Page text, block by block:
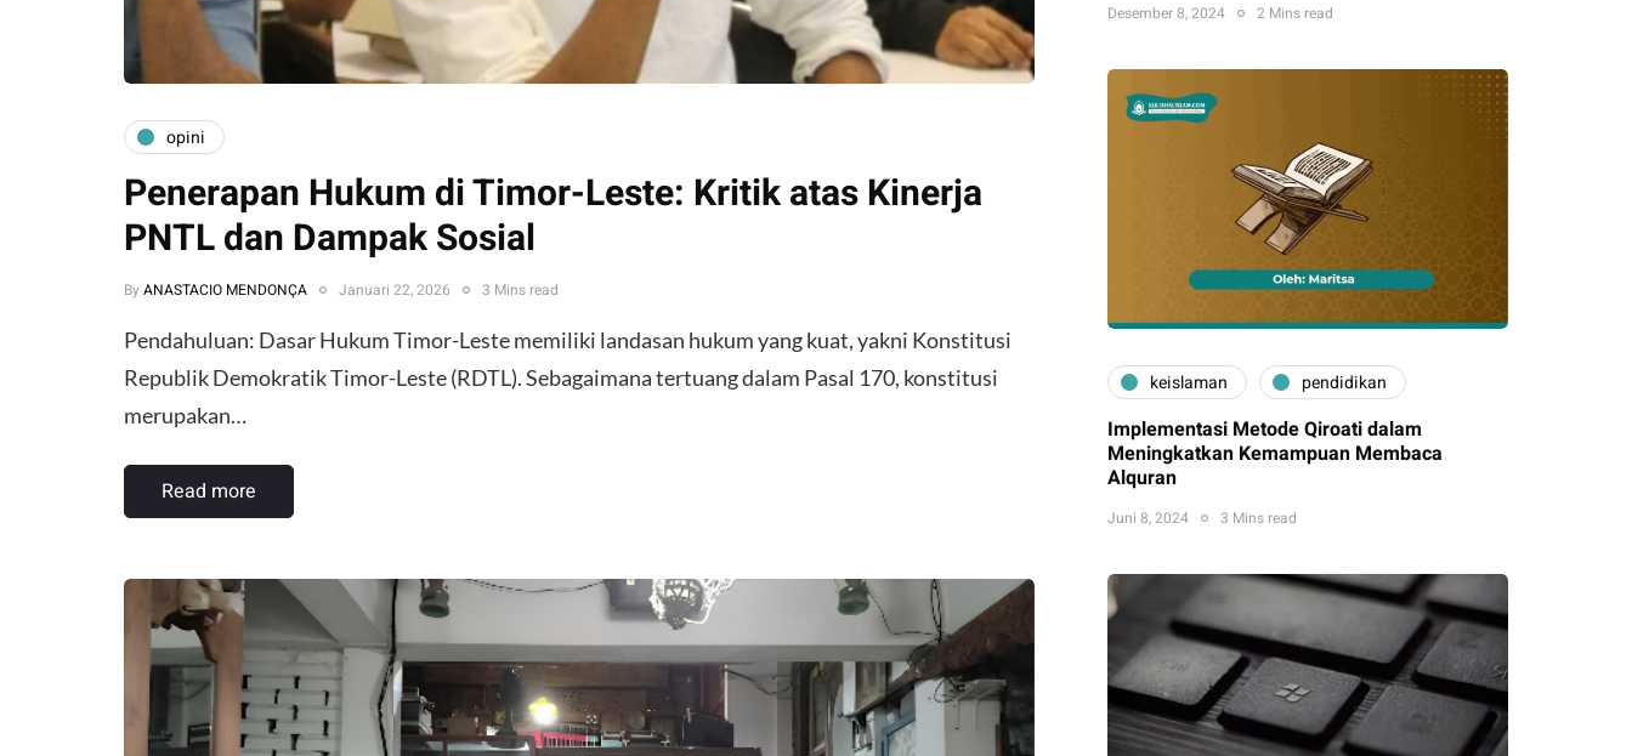
opini
Penerapan Hukum di Timor-Leste: Kritik atas Kinerja
PNTL dan Dampak Sosial
By ANASTACIO MENDONÇA Januari 22, 2026 3 Mins read
Pendahuluan: Dasar Hukum ​Timor-Leste memiliki landasan hukum yang kuat, yakni Konstitusi
Republik Demokratik Timor-Leste (RDTL). Sebagaimana tertuang dalam Pasal 170, konstitusi
merupakan…
Read more
Desember 8, 2024 2 Mins read
keislaman pendidikan
Implementasi Metode Qiroati dalam
Meningkatkan Kemampuan Membaca
Alquran
Juni 8, 2024 3 Mins read